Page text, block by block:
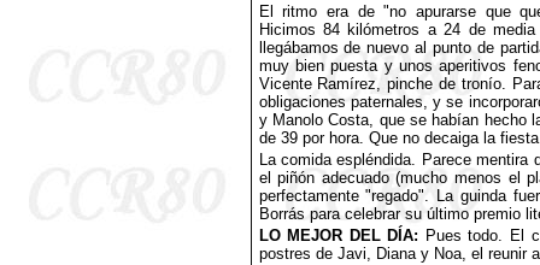
El ritmo era de "no apurarse que
Hicimos 84 kilómetros a 24 de
llegábamos de nuevo al punto de
muy bien puesta y unos aperitivos
Vicente Ramírez, pinche de tronío.
obligaciones paternales, y se
y Manolo Costa, que se habían hecho
de 39 por hora. Que no decaiga la
La comida espléndida. Parece
el piñón adecuado (mucho menos el
perfectamente "regado". La guinda
Borrás para celebrar su último premio
LO MEJOR DEL DÍA: Pues todo. El
postres de Javi, Diana y Noa, el reunir